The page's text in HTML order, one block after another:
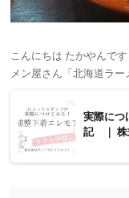
こんにちは たかやんで
メン屋さん「北海道ラー
実際につ
記 ｜ 株